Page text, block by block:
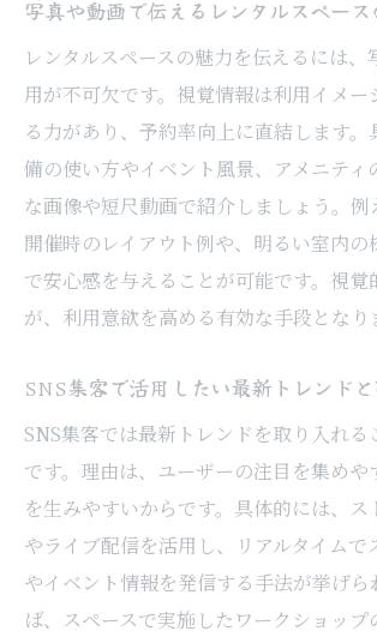
写真や動画で伝えるレンタルスペース
レンタルスペースの魅力を伝えるには、
用が不可欠です。視覚情報は利用イメー
る力があり、予約率向上に直結します
備の使い方やイベント風景、アメニティ
な画像や短尺動画で紹介しましょう。例
開催時のレイアウト例や、明るい室内の
で安心感を与えることが可能です。視覚
が、利用意欲を高める有効な手段となり
SNS集客で活用したい最新トレンド
SNS集客では最新トレンドを取り入れ
です。理由は、ユーザーの注目を集めや
を生みやすいからです。具体的には、ス
やライブ配信を活用し、リアルタイムで
やイベント情報を発信する手法が挙げら
ば、スペースで実施したワークショップ